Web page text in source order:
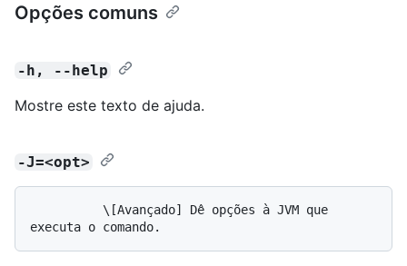
Opções comuns
-h, --help
Mostre este texto de ajuda.
-J=<opt>